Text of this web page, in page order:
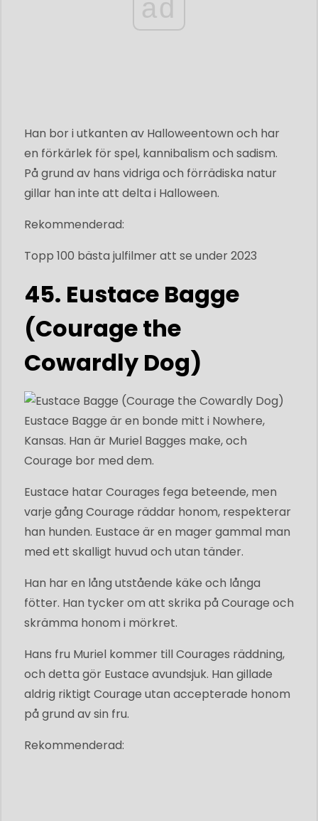
ad
Han bor i utkanten av Halloweentown och har
en förkärlek för spel, kannibalism och sadism.
På grund av hans vidriga och förrädiska natur
gillar han inte att delta i Halloween.
Rekommenderad:
Topp 100 bästa julfilmer att se under 2023
45. Eustace Bagge
(Courage the
Cowardly Dog)
Eustace Bagge är en bonde mitt i Nowhere,
Kansas. Han är Muriel Bagges make, och
Courage bor med dem.
Eustace hatar Courages fega beteende, men
varje gång Courage räddar honom, respekterar
han hunden. Eustace är en mager gammal man
med ett skalligt huvud och utan tänder.
Han har en lång utstående käke och långa
fötter. Han tycker om att skrika på Courage och
skrämma honom i mörkret.
Hans fru Muriel kommer till Courages räddning,
och detta gör Eustace avundsjuk. Han gillade
aldrig riktigt Courage utan accepterade honom
på grund av sin fru.
Rekommenderad: